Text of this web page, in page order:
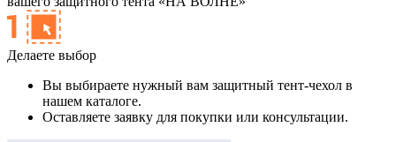
Делаете выбор
Вы выбираете нужный вам защитный тент-чехол в
нашем каталоге.
Оставляете заявку для покупки или консультации.